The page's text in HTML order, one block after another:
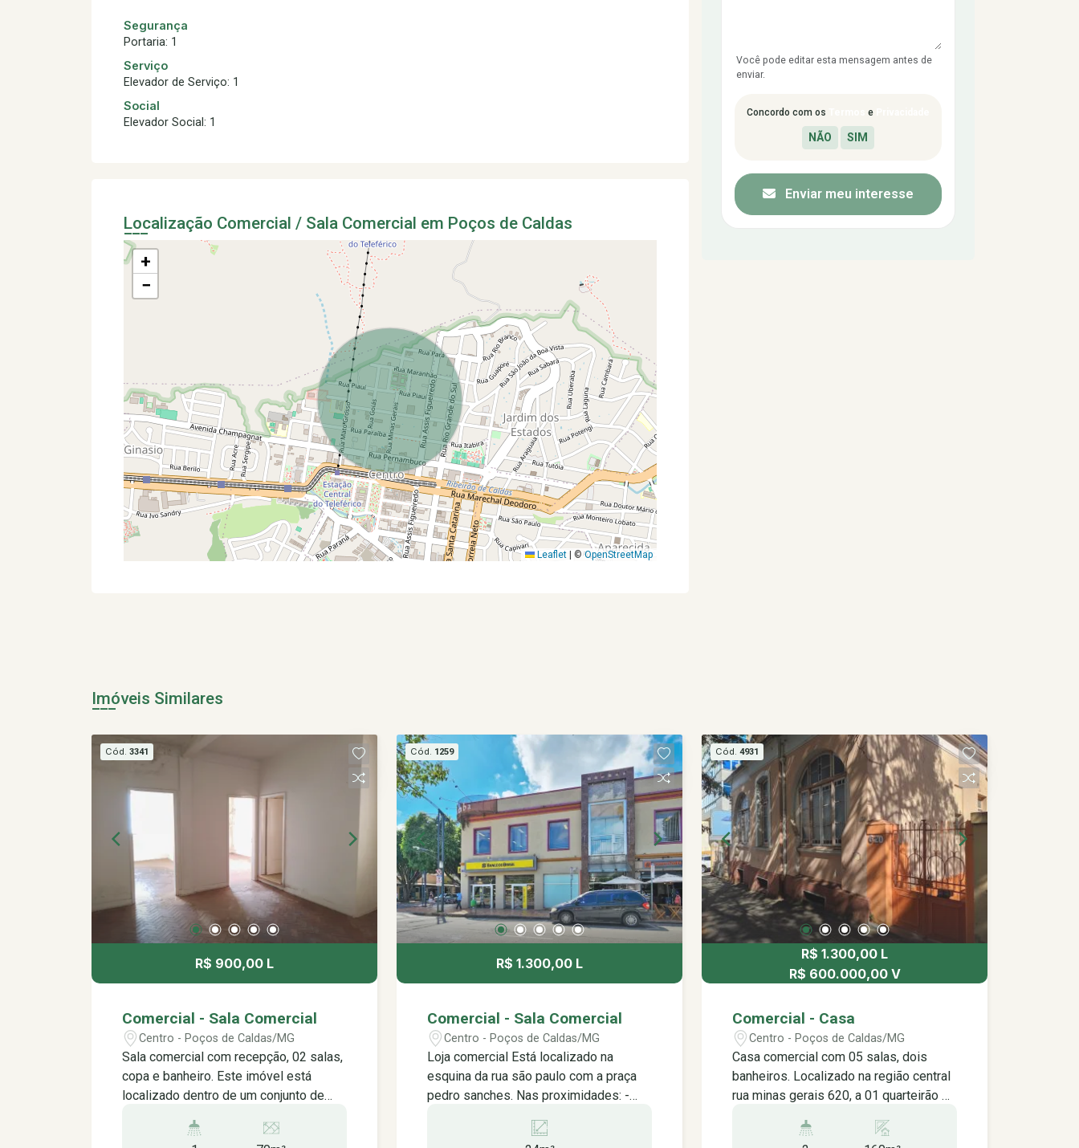
Segurança
Portaria: 1
Serviço
Elevador de Serviço: 1
Social
Elevador Social: 1
Localização Comercial / Sala Comercial em Poços de Caldas
+
−
Leaflet ©OpenStreetMap
Você pode editar esta mensagem antes de
enviar.
Concordo com os e
Enviar meu interesse
Imóveis Similares
Cód. 3341
R$ 900,00 L
Comercial - Sala Comercial
Centro - Poços de Caldas/MG
Sala comercial com recepção, 02 salas,
copa e banheiro. Este imóvel está
localizado dentro de um conjunto de
grande movimentação no centro da
Cód. 1259
R$ 1.300,00 L
Comercial - Sala Comercial
Centro - Poços de Caldas/MG
Loja comercial Está localizado na
esquina da rua são paulo com a praça
pedro sanches. Nas proximidades: -
restaurantes, lanchonetes e padarias, -
Cód. 4931
R$ 1.300,00 L
R$ 600.000,00 V
Comercial - Casa
Centro - Poços de Caldas/MG
Casa comercial com 05 salas, dois
banheiros. Localizado na região central
rua minas gerais 620, a 01 quarteirão da
ruas comercial da cidade. Onde se